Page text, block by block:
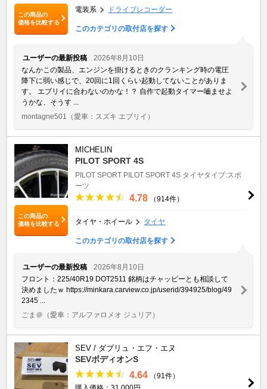
この商品の
価格を比較する
電装系 ドライブレコーダー
このカテゴリの取付店を探す
ユーザーの最新投稿
2026年8月10日
なんかこの製品、エンジンを掛けるときのクランキング時の電圧
降下に弱い感じで、20回に1回くらい起動してないことがありま
す。 エブリイに合わないのかな！？ 自作で起動タイマー嚙ませよ
うかな、そうす ...
montagne501
（愛車：スズキ エブリイ）
この商品の
価格を比較する
MICHELIN
PILOT SPORT 4S
PILOT SPORT PILOT SPORT 4S タイヤタイプ:スポ
ーツ
4.78 （914件）
タイヤ・ホイール タイヤ
このカテゴリの取付店を探す
ユーザーの最新投稿
2026年8月10日
フロント：225/40R19 DOT2511 銘柄はチャッピーとも相談して
決めましたｗ https://minkara.carview.co.jp/userid/394925/blog/49
2345 ...
ごま＠ （愛車：アルファロメオ ジュリア）
SEV / ダブリュ・エフ・エヌ
SEVボディオンS
4.64
（91件）